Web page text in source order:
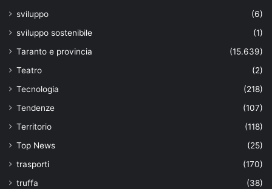
sviluppo
(6)
sviluppo sostenibile
(1)
Taranto e provincia
(15.639)
Teatro
(2)
Tecnologia
(218)
Tendenze
(107)
Territorio
(118)
Top News
(25)
trasporti
(170)
truffa
(38)